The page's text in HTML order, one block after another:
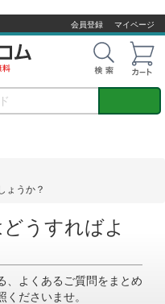
会員登録
マイページ
ょうか？
うすればよ
、よくあるご質問をまとめ
ださいませ。